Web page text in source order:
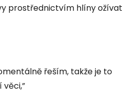
prostřednictvím hlíny ožívat
řeším, takže je to